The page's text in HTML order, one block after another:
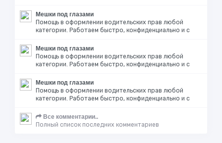
Мешки под глазами
Помощь в оформлении водительских прав любой
категории. Работаем быстро, конфиденциально и с
Мешки под глазами
Помощь в оформлении водительских прав любой
категории. Работаем быстро, конфиденциально и с
Мешки под глазами
Помощь в оформлении водительских прав любой
категории. Работаем быстро, конфиденциально и с
Все комментарии..
Полный список последних комментариев